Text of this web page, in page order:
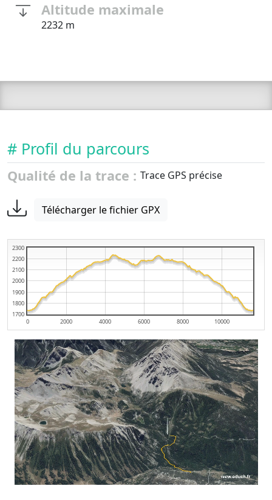
Altitude maximale
2232 m
# Profil du parcours
Qualité de la trace : Trace GPS précise
Télécharger le fichier GPX
0 2000 4000 6000 8000 10000
1700
1800
1900
2000
2100
2200
2300